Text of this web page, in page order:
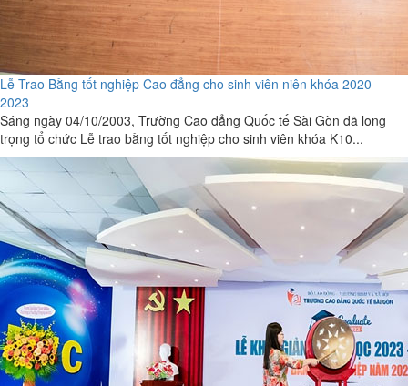
Lễ Trao Bằng tốt nghiệp Cao đẳng cho sinh viên niên khóa 2020 -
2023
Sáng ngày 04/10/2003, Trường Cao đẳng Quốc tế Sài Gòn đã long
trọng tổ chức Lễ trao bằng tốt nghiệp cho sinh viên khóa K10...